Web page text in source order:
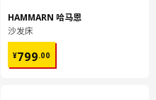
7.4 公升
36 厘米
HAMMARN 哈马恩
沙发床
¥799.00
¥ 799.00